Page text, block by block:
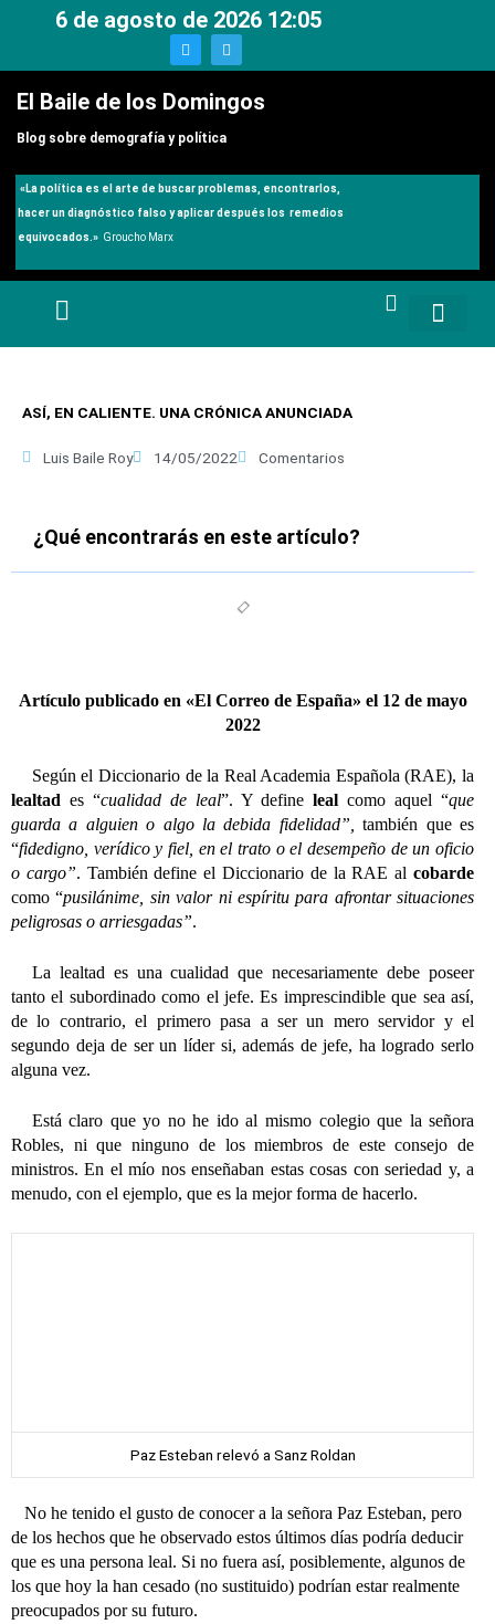
6 de agosto de 2026 12:05
T
w
i
t
r
T
e
l
g
r
a
m
El Baile de los Domingos
Blog sobre demografía y política
«La política es el arte de buscar problemas, encontrarlos,
hacer un diagnóstico falso y aplicar después los remedios
equivocados.» Groucho Marx
ASÍ, EN CALIENTE. UNA CRÓNICA ANUNCIADA
Luis Baile Roy 14/05/2022 Comentarios
¿Qué encontrarás en este artículo?
Artículo publicado en «El Correo de España» el 12 de mayo
2022
Según el Diccionario de la Real Academia Española (RAE), la
lealtad es “cualidad de leal”. Y defineleal como aquel “que
guarda a alguien o algo la debida fidelidad”,
también que es
“fidedigno, verídico y fiel, en el trato o el desempeño de un oficio
o cargo”. También define el Diccionario de la RAE alcobarde
como “pusilánime, sin valor ni espíritu para afrontar situaciones
peligrosas o arriesgadas”.
La lealtad es una cualidad que necesariamente debe poseer
tanto el subordinado como el jefe. Es imprescindible que sea así,
de lo contrario, el primero pasa a ser un mero servidor y el
segundo deja de ser un líder si, además de jefe, ha logrado serlo
alguna vez.
Está claro que yo no he ido al mismo colegio que la señora
Robles, ni que ninguno de los miembros de este consejo de
ministros. En el mío nos enseñaban estas cosas con seriedad y, a
menudo, con el ejemplo, que es la mejor forma de hacerlo.
Paz Esteban relevó a Sanz Roldan
No he tenido el gusto de conocer a la señora Paz Esteban, pero
de los hechos que he observado estos últimos días podría deducir
que es una persona leal. Si no fuera así, posiblemente, algunos de
los que hoy la han cesado (no sustituido) podrían estar realmente
preocupados por su futuro.